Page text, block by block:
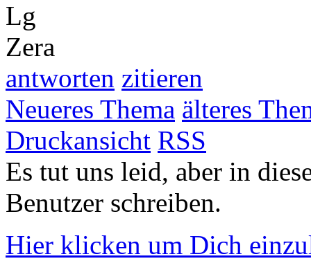
Lg
Zera
antworten zitieren
Neueres Thema älteres
Druckansicht RSS
Es tut uns leid, aber in
Benutzer schreiben.
Hier klicken um Dich